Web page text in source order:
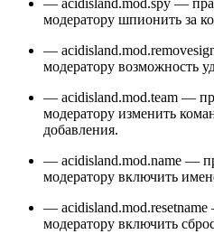
— acidisland.mod.spy —
модератору шпионить за
—
модератору возможность
— acidisland.mod.team —
модератору изменить
добавления.
— acidisland.mod.name —
модератору включить
—
модератору включить